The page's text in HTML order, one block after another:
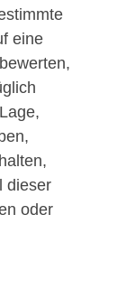
eine
dieser
oder